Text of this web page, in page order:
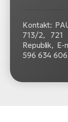
Kontakt:
713/2, 721
Republik, E-
596 634